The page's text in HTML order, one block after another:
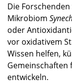
Die
Mikrobiom
oder
vor oxidativem
Wissen helfen,
Gemeinschaften
entwickeln.